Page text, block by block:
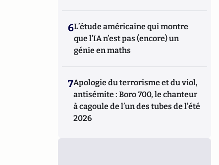
6L’étude américaine qui montre
que l’IA n’est pas (encore) un
génie en maths
7Apologie du terrorisme et du viol,
antisémite : Boro 700, le chanteur
à cagoule de l’un des tubes de l’été
2026